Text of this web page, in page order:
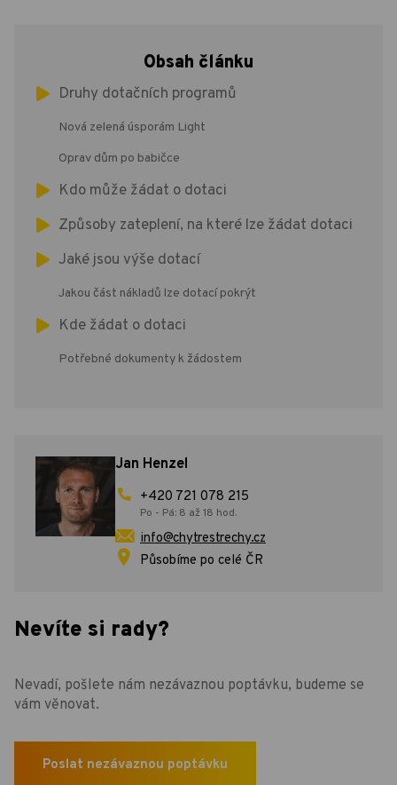
Obsah článku
Druhy dotačních programů
Nová zelená úsporám Light
Oprav dům po babičce
Kdo může žádat o dotaci
Způsoby zateplení, na které lze žádat dotaci
Jaké jsou výše dotací
Jakou část nákladů lze dotací pokrýt
Kde žádat o dotaci
Potřebné dokumenty k žádostem
Jan Henzel
+420 721 078 215
Po - Pá: 8 až 18 hod.
info@chytrestrechy.cz
Působíme po celé ČR
Nevíte si rady?
Nevadí, pošlete nám nezávaznou poptávku, budeme se
vám věnovat.
Poslat nezávaznou poptávku